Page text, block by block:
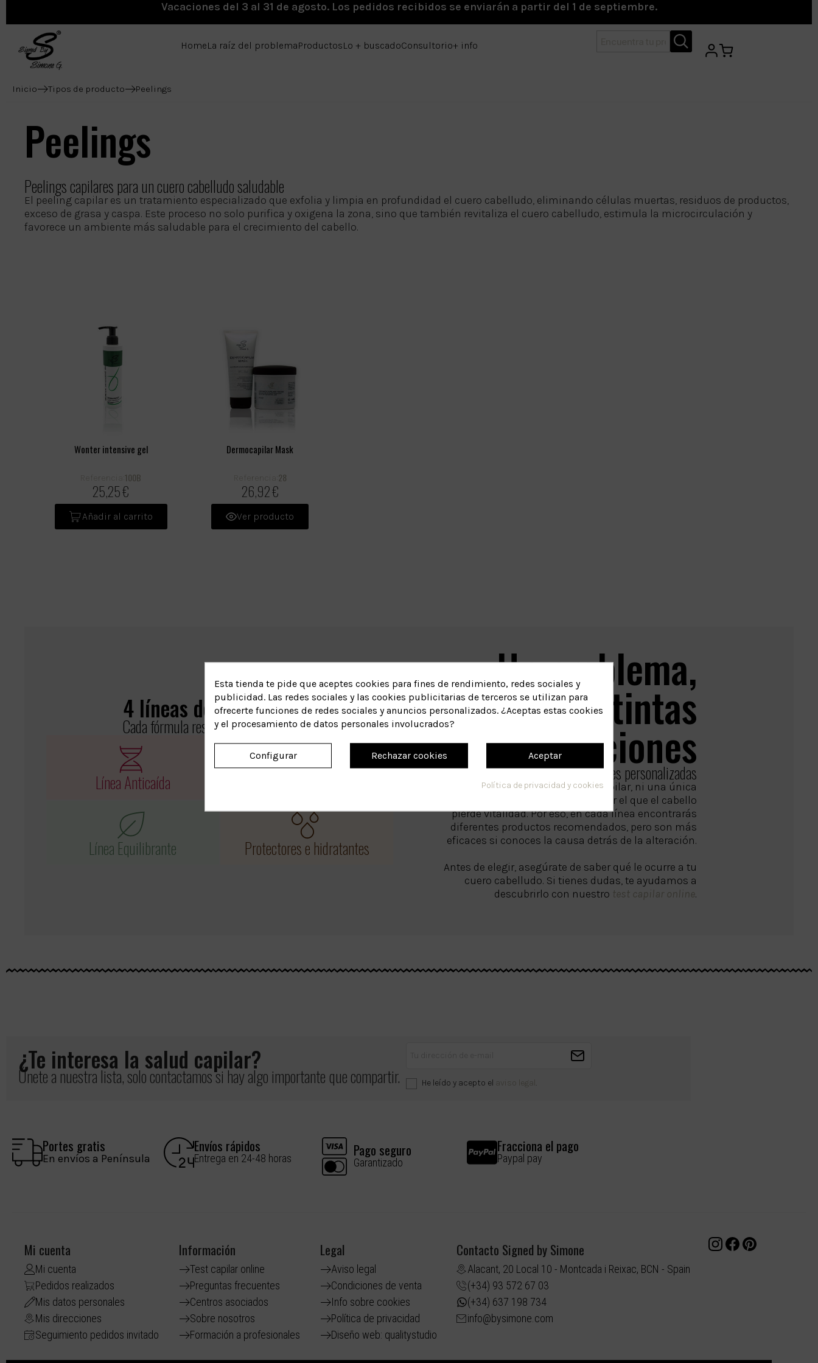
Vacaciones del 3 al 31 de agosto. Los pedidos recibidos se enviarán a partir del 1 de septiembre.
HomeLa raíz del problemaProductosLo + buscadoConsultorio+ info
Inicio Tipos de producto Peelings
Peelings
Peelings capilares para un cuero cabelludo saludable
El peeling capilar es un tratamiento especializado que exfolia y limpia en profundidad el cuero cabelludo, eliminando células muertas, residuos de productos,
exceso de grasa y caspa. Este proceso no solo purifica y oxigena la zona, sino que también revitaliza el cuero cabelludo, estimula la microcirculación y
favorece un ambiente más saludable para el crecimiento del cabello.
Wonter intensive gel
Referencia:100B
25,25 €
Añadir al carrito
Dermocapilar Mask
Referencia: 28
26,92 €
Ver producto
4 líneas de tratamiento
Cada fórmula responde a una necesidad
Línea Anticaída
Línea Equilibrante Protectores e hidratantes
Un problema,
distintas
soluciones
Combinaciones personalizadas
No existe un solo tipo de caída capilar, ni una única
causa de caspa, ni un único motivo por el que el cabello
pierde vitalidad. Por eso, en cada línea encontrarás
diferentes productos recomendados, pero son más
eficaces si conoces la causa detrás de la alteración.
Antes de elegir, asegúrate de saber qué le ocurre a tu
cuero cabelludo. Si tienes dudas, te ayudamos a
descubrirlo con nuestro test capilar online.
¿Te interesa la salud capilar?
Únete a nuestra lista, solo contactamos si hay algo importante que compartir. He leído y acepto el aviso legal .
Portes gratis
En envíos a Península
Envíos rápidos
Entrega en 24-48 horas Pago seguro
Garantizado
Fracciona el pago
Paypal pay
Mi cuenta
Mi cuenta
Pedidos realizados
Mis datos personales
Mis direcciones
Seguimiento pedidos invitado
Información
Test capilar online
Preguntas frecuentes
Centros asociados
Sobre nosotros
Formación a profesionales
Legal
Aviso legal
Condiciones de venta
Info sobre cookies
Política de privacidad
Diseño web: qualitystudio
Contacto Signed by Simone
Alacant, 20 Local 10 - Montcada i Reixac, BCN - Spain
(+34) 93 572 67 03
(+34) 637 198 734
info@bysimone.com
Esta tienda te pide que aceptes cookies para fines de rendimiento, redes sociales y
publicidad. Las redes sociales y las cookies publicitarias de terceros se utilizan para
ofrecerte funciones de redes sociales y anuncios personalizados. ¿Aceptas estas cookies
y el procesamiento de datos personales involucrados?
Aceptar
Rechazar cookies
Configurar
Política de privacidad y cookies